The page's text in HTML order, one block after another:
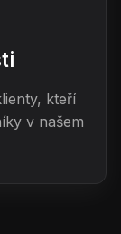
kteří
v našem